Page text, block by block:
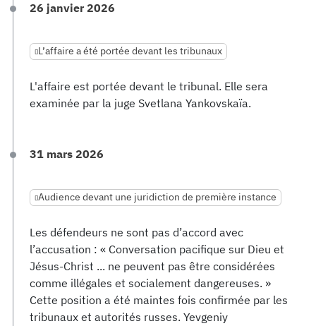
26 janvier 2026
L’affaire a été portée devant les tribunaux
L'affaire est portée devant le tribunal. Elle sera
examinée par la juge Svetlana Yankovskaïa.
31 mars 2026
Audience devant une juridiction de première instance
Les défendeurs ne sont pas d’accord avec
l’accusation : « Conversation pacifique sur Dieu et
Jésus-Christ ... ne peuvent pas être considérées
comme illégales et socialement dangereuses. »
Cette position a été maintes fois confirmée par les
tribunaux et autorités russes. Yevgeniy